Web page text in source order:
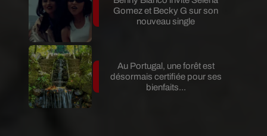
Gomez et Becky G sur son
nouveau single
Au Portugal, une forêt est
désormais certifiée pour ses
bienfaits...